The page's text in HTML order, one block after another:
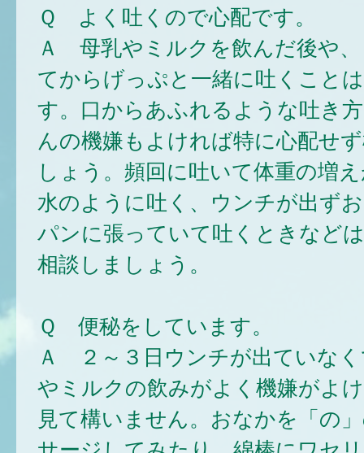
Ｑ よく吐くので心配です。
Ａ 母乳やミルクを飲んだ後や
てからげっぷと一緒に吐くこと
す。口からあふれるような吐き
んの機嫌もよければ特に心配せ
しょう。頻回に吐いて体重の増
水のように吐く、ウンチが出ず
パンに張っていて吐くときなど
相談しましょう。
Ｑ 便秘をしています。
Ａ ２～３日ウンチが出ていな
やミルクの飲みがよく機嫌がよ
見て構いません。おなかを「の